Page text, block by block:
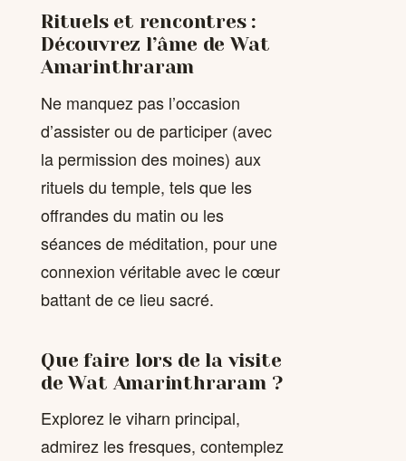
Rituels et rencontres :
Découvrez l’âme de Wat
Amarinthraram
Ne manquez pas l’occasion
d’assister ou de participer (avec
la permission des moines) aux
rituels du temple, tels que les
offrandes du matin ou les
séances de méditation, pour une
connexion véritable avec le cœur
battant de ce lieu sacré.
Que faire lors de la visite
de Wat Amarinthraram ?
Explorez le viharn principal,
admirez les fresques, contemplez